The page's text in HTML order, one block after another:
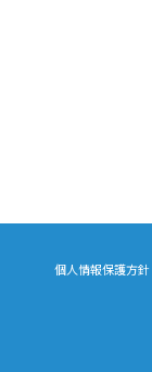
個人情報保護方針